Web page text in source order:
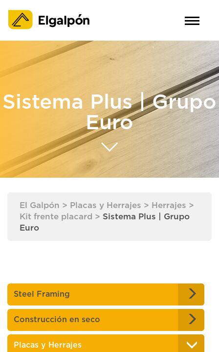
Sistema Plus | Grupo
Euro
El Galpón > Placas y Herrajes > Herrajes >
Kit frente placard > Sistema Plus | Grupo
Euro
Steel Framing
Construcción en seco
Placas y Herrajes